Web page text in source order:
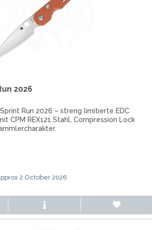
2026
Run 2026 – streng limitierte EDC
CPM REX121 Stahl, Compression Lock
2 October 2026